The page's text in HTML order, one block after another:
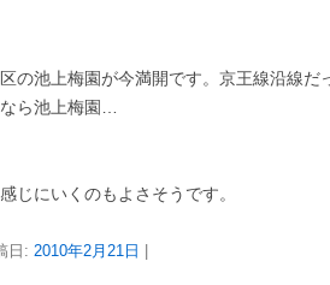
の池上梅園が今満開です。京王線沿線だ
ら池上梅園…
じにいくのもよさそうです。
日: 2010年2月21日